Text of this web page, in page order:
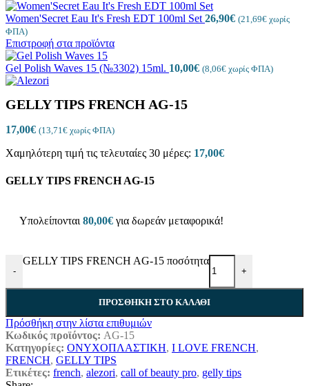
Women'Secret Eau It's Fresh EDT 100ml Set 26,90€ (21,69€ χωρίς
ΦΠΑ)
Επιστροφή στα προϊόντα
Gel Polish Waves 15 (№3302) 15ml. 10,00€ (8,06€ χωρίς ΦΠΑ)
GELLY TIPS FRENCH AG-15
17,00€ (13,71€ χωρίς ΦΠΑ)
Χαμηλότερη τιμή τις τελευταίες 30 μέρες: 17,00€
GELLY TIPS FRENCH AG-15
Υπολείπονται 80,00€ για δωρεάν μεταφορικά!
-
GELLY TIPS FRENCH AG-15 ποσότητα
+
ΠΡΟΣΘΉΚΗ ΣΤΟ ΚΑΛΆΘΙ
Πρόσθήκη στην λίστα επιθυμιών
Κωδικός προϊόντος: AG-15
Κατηγορίες: ΟΝΥΧΟΠΛΑΣΤΙΚΗ, I LOVE FRENCH,
FRENCH, GELLY TIPS
Ετικέτες: french, alezori, call of beauty pro, gelly tips